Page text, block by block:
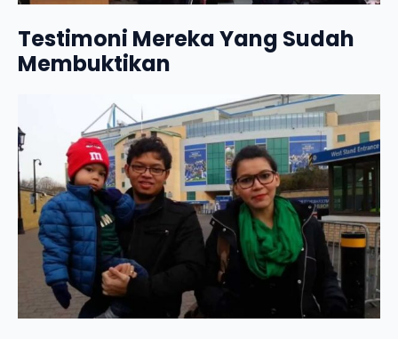
Testimoni Mereka Yang Sudah
Membuktikan